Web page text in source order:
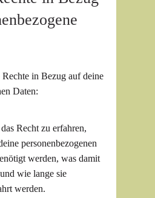
in Bezug auf deine
Daten:
Recht zu erfahren,
personenbezogenen
werden, was damit
wie lange sie
werden.